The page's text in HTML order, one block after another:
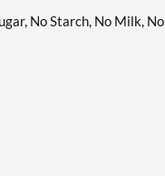
No Starch, No Milk, No